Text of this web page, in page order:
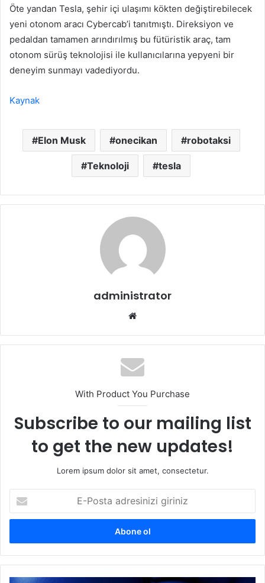
Öte yandan Tesla, şehir içi ulaşımı kökten değiştirebilecek
yeni otonom aracı Cybercab’i tanıtmıştı. Direksiyon ve
pedaldan tamamen arındırılmış bu fütüristik araç, tam
otonom sürüş teknolojisi ile kullanıcılarına yepyeni bir
deneyim sunmayı vadediyordu.
Kaynak
Elon Musk onecikan robotaksi
Teknoloji tesla
administrator
With Product You Purchase
Subscribe to our mailing list
to get the new updates!
Lorem ipsum dolor sit amet, consectetur.
Posta
adresinizi